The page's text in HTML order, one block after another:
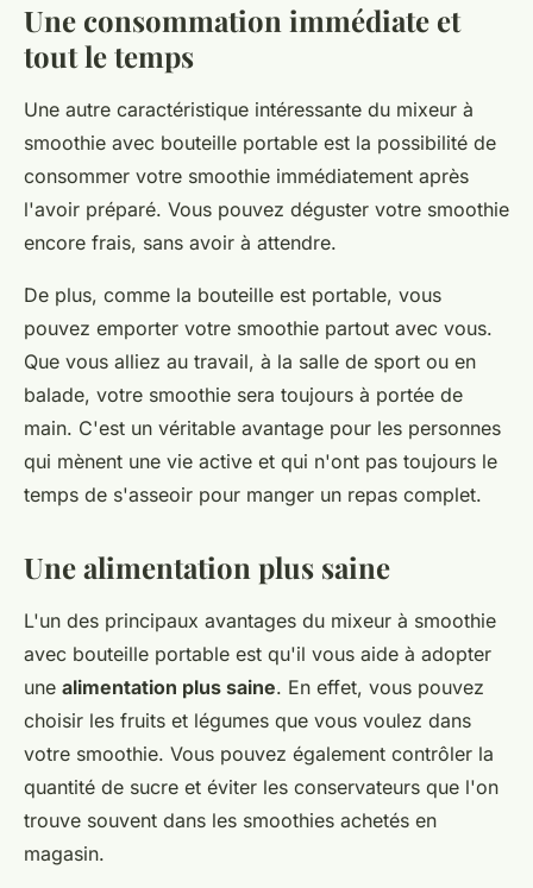
Une consommation immédiate et
tout le temps
Une autre caractéristique intéressante du mixeur à
smoothie avec bouteille portable est la possibilité de
consommer votre smoothie immédiatement après
l'avoir préparé. Vous pouvez déguster votre smoothie
encore frais, sans avoir à attendre.
De plus, comme la bouteille est portable, vous
pouvez emporter votre smoothie partout avec vous.
Que vous alliez au travail, à la salle de sport ou en
balade, votre smoothie sera toujours à portée de
main. C'est un véritable avantage pour les personnes
qui mènent une vie active et qui n'ont pas toujours le
temps de s'asseoir pour manger un repas complet.
Une alimentation plus saine
L'un des principaux avantages du mixeur à smoothie
avec bouteille portable est qu'il vous aide à adopter
une alimentation plus saine. En effet, vous pouvez
choisir les fruits et légumes que vous voulez dans
votre smoothie. Vous pouvez également contrôler la
quantité de sucre et éviter les conservateurs que l'on
trouve souvent dans les smoothies achetés en
magasin.